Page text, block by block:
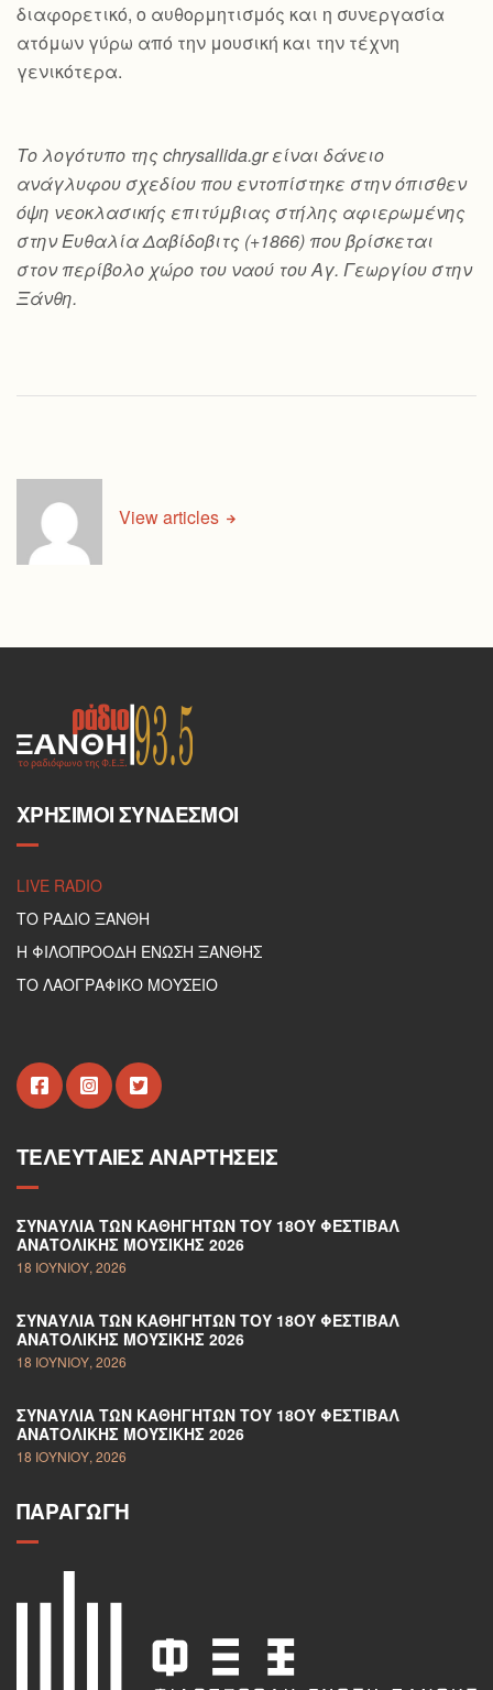
διαφορετικό, ο αυθορμητισμός και η συνεργασία
ατόμων γύρω από την μουσική και την τέχνη
γενικότερα.
Το λογότυπο της chrysallida.gr είναι δάνειο
ανάγλυφου σχεδίου που εντοπίστηκε στην όπισθεν
όψη νεοκλασικής επιτύμβιας στήλης αφιερωμένης
στην Ευθαλία Δαβίδοβιτς (+1866) που βρίσκεται
στον περίβολο χώρο του ναού του Αγ. Γεωργίου στην
Ξάνθη.
View articles
ΧΡΉΣΙΜΟΙ ΣΎΝΔΕΣΜΟΙ
LIVE RADIO
ΤΟ ΡΑΔΙΟ ΞΑΝΘΗ
Η ΦΙΛΟΠΡΟΟΔΗ ΕΝΩΣΗ ΞΑΝΘΗΣ
ΤΟ ΛΑΟΓΡΑΦΙΚΟ ΜΟΥΣΕΙΟ
ΤΕΛΕΥΤΑΊΕΣ ΑΝΑΡΤΉΣΕΙΣ
ΣΥΝΑΥΛΊΑ ΤΩΝ ΚΑΘΗΓΗΤΏΝ ΤΟΥ 18ΟΥ ΦΕΣΤΙΒΆΛ
ΑΝΑΤΟΛΙΚΉΣ ΜΟΥΣΙΚΉΣ 2026
18 ΙΟΥΝΊΟΥ, 2026
ΣΥΝΑΥΛΊΑ ΤΩΝ ΚΑΘΗΓΗΤΏΝ ΤΟΥ 18ΟΥ ΦΕΣΤΙΒΆΛ
ΑΝΑΤΟΛΙΚΉΣ ΜΟΥΣΙΚΉΣ 2026
18 ΙΟΥΝΊΟΥ, 2026
ΣΥΝΑΥΛΊΑ ΤΩΝ ΚΑΘΗΓΗΤΏΝ ΤΟΥ 18ΟΥ ΦΕΣΤΙΒΆΛ
ΑΝΑΤΟΛΙΚΉΣ ΜΟΥΣΙΚΉΣ 2026
18 ΙΟΥΝΊΟΥ, 2026
ΠΑΡΑΓΩΓΉ